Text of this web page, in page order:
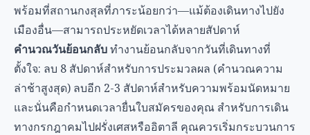
พร้อมที่สถานกงสุลที่ภาระน้อยกว่า—แม้ต้องเดินทางไปยัง
เมืองอื่น—สามารถประหยัดเวลาได้หลายสัปดาห์
คำนวณวันย้อนกลับทำงานย้อนกลับจากวันที่เดินทางที่
ตั้งใจ: ลบ 8 สัปดาห์สำหรับการประมวลผล (คำนวณความ
ล่าช้าสูงสุด) ลบอีก 2-3 สัปดาห์สำหรับความพร้อมนัดหมาย
และนั่นคือกำหนดเวลายื่นใบสมัครของคุณ สำหรับการเดิน
ทางกรกฎาคมไปฝรั่งเศสหรืออิตาลี คุณควรเริ่มกระบวนการ